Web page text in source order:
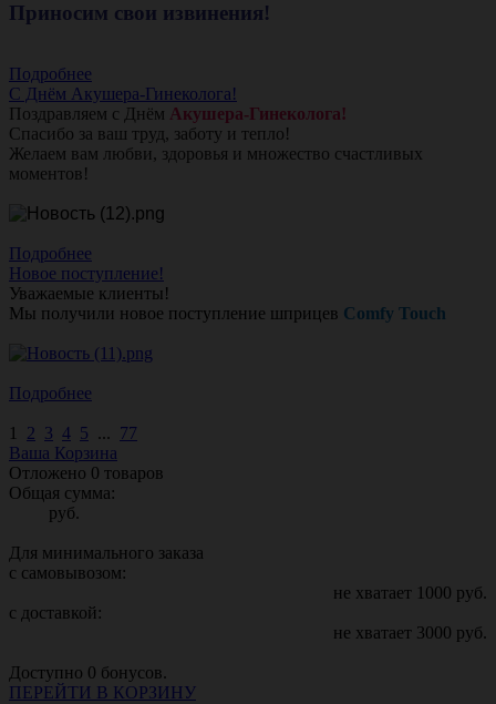
Приносим свои извинения!
Подробнее
С Днём Акушера-Гинеколога!
Поздравляем с Днём Акушера-Гинеколога!
Спасибо за ваш труд, заботу и тепло!
Желаем вам любви, здоровья и множество счастливых
моментов!
Подробнее
Новое поступление!
Уважаемые клиенты!
Мы получили новое поступление шприцев Comfy Touch
Подробнее
1 2 3 4 5 ... 77
Ваша Корзина
Отложено 0 товаров
Общая сумма:
руб.
Для минимального заказа
с самовывозом:
не хватает 1000 руб.
с доставкой:
не хватает 3000 руб.
Доступно 0 бонусов.
ПЕРЕЙТИ В КОРЗИНУ